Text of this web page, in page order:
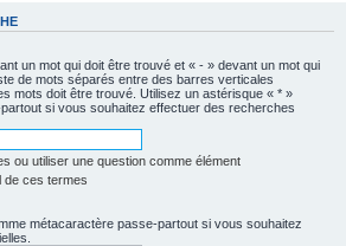
un mot qui doit être trouvé et « - » devant un mot qui
de mots séparés entre des barres verticales
mots doit être trouvé. Utilisez un astérisque « * »
si vous souhaitez effectuer des recherches
ou utiliser une question comme élément
de ces termes
métacaractère passe-partout si vous souhaitez